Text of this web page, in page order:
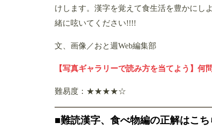
けします。漢字を覚えて食生活を豊かにし
緒に呟いてください!!!!
文、画像／おと週Web編集部
【写真ギャラリーで読み方を当てよう】
難易度：★★★★☆
■難読漢字、食べ物編の正解はこち